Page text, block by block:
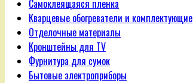
Самоклеящаяся пленка
Кварцевые обогреватели и комплектующие
Отделочные материалы
Кронштейны для TV
Фурнитура для сумок
Бытовые электроприборы